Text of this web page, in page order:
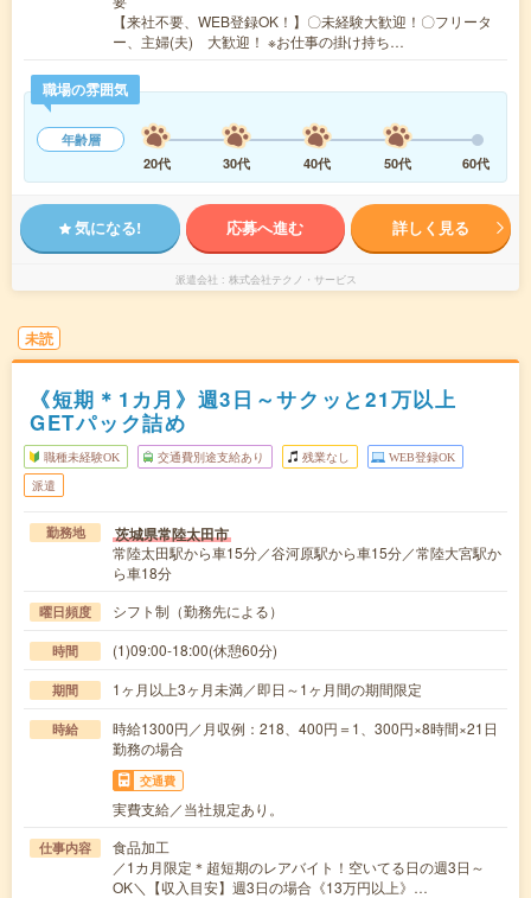
【来社不要、WEB登録OK！】〇未経験大歓迎！〇フリータ
ー、主婦(夫) 大歓迎！ ※お仕事の掛け持ち…
職場の雰囲気
年齢層
20代
30代 40代 50代 60代
気になる! 応募へ進む 詳しく見る
派遣会社 株式会社テクノ・サービス
未読
《短期＊1カ月》週3日～サクッと21万以上
GETパック詰め
職種未経験OK 交通費別途支給あり 残業なし WEB登録OK
派遣
勤務地 茨城県常陸太田市
常陸太田駅から車15分／谷河原駅から車15分／常陸大宮駅か
ら車18分
曜日頻度 シフト制（勤務先による）
時間 (1)09:00-18:00(休憩60分)
期間 1ヶ月以上3ヶ月未満／即日～1ヶ月間の期間限定
時給
時給1300円／月収例：218、400円＝1、300円×8時間×21日
勤務の場合
交通費
実費支給／当社規定あり。
仕事内容
食品加工
／1カ月限定＊超短期のレアバイト！空いてる日の週3日～
OK＼【収入目安】週3日の場合《13万円以上》…